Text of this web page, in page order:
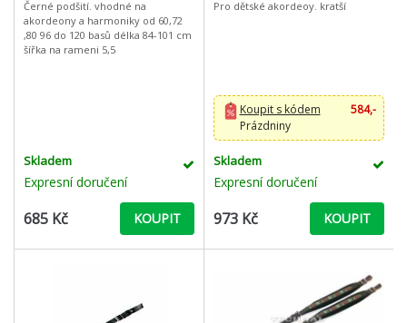
Černé podšití. vhodné na
akordeony a harmoniky od 60,72
,80 96 do 120 basů délka 84-101 cm
šířka na rameni 5,5
Skladem
Expresní doručení
685 Kč KOUPIT
Pro dětské akordeoy. kratší
Koupit s kódem
584,-
Prázdniny
Skladem
Expresní doručení
973 Kč KOUPIT